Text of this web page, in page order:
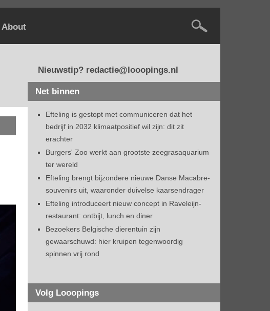
About
Nieuwstip? redactie@looopings.nl
Net binnen
Efteling is gestopt met communiceren dat het
bedrijf in 2032 klimaatpositief wil zijn: dit zit
erachter
Burgers' Zoo werkt aan grootste zeegrasaquarium
ter wereld
Efteling brengt bijzondere nieuwe Danse Macabre-
souvenirs uit, waaronder duivelse kaarsendrager
Efteling introduceert nieuw concept in Raveleijn-
restaurant: ontbijt, lunch en diner
Bezoekers Belgische dierentuin zijn
gewaarschuwd: hier kruipen tegenwoordig
spinnen vrij rond
Volg Looopings